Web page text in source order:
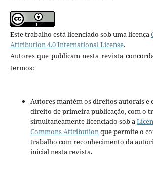
Este trabalho está licenciado sob uma licença
Attribution 4.0 International License.
Autores que publicam nesta revista
termos:
Autores mantém os direitos autorais e
direito de primeira publicação, com o
simultaneamente licenciado sob a
Commons Attributionque permite o
trabalho com reconhecimento da
inicial nesta revista.